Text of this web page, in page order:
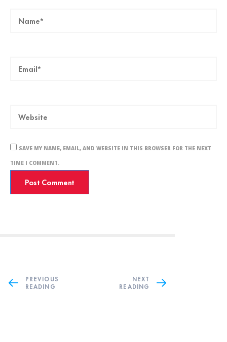
SAVE MY NAME, EMAIL, AND WEBSITE IN THIS BROWSER FOR THE NEXT
TIME I COMMENT.
PREVIOUS
READING
NEXT
READING